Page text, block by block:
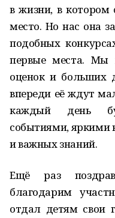
в жизни, в котором
место. Но нас она
подобных
первые места. Мы
оценок и больших
впереди её ждут
каждый день
событиями, яркими
и важных знаний.
Ещё раз
благодарим
отдал детям свои